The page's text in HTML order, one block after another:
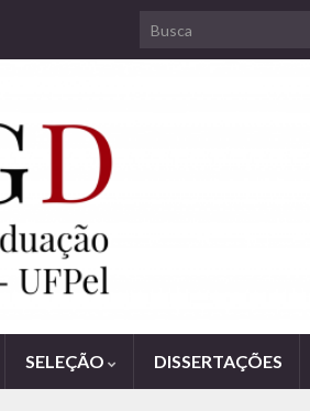
Search for:
SELEÇÃO DISSERTAÇÕES